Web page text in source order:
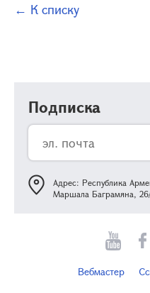
← К списку
Подписка
Адрес: Республика
Маршала Баграмяна,
Вебмастер